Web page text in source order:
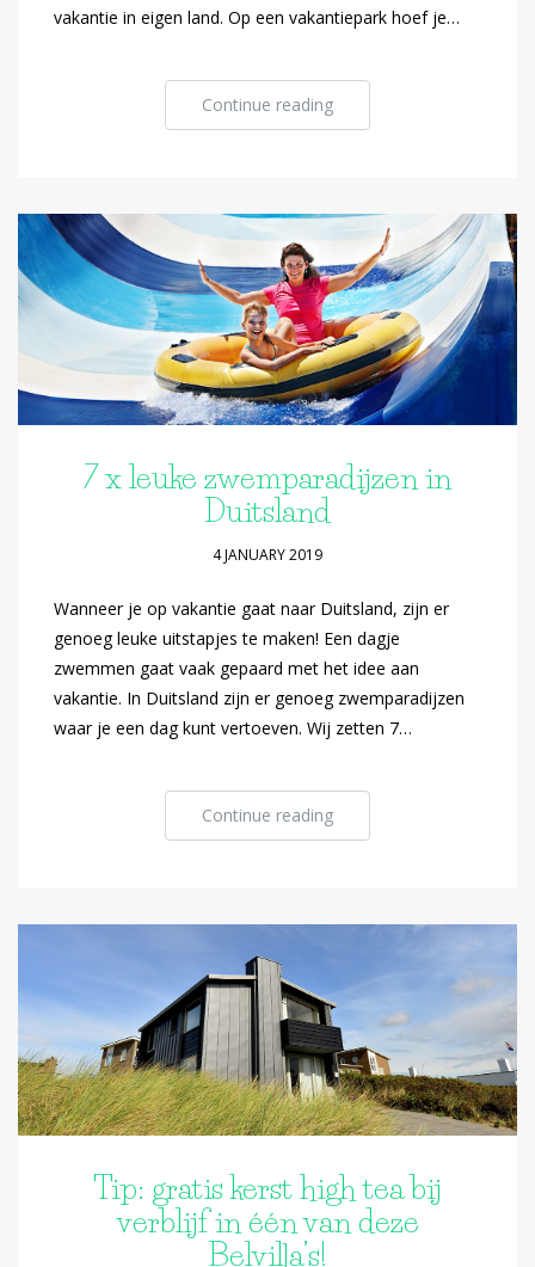
vakantie in eigen land. Op een vakantiepark hoef je…
Continue reading
7 x leuke zwemparadijzen in
Duitsland
4 JANUARY 2019
Wanneer je op vakantie gaat naar Duitsland, zijn er
genoeg leuke uitstapjes te maken! Een dagje
zwemmen gaat vaak gepaard met het idee aan
vakantie. In Duitsland zijn er genoeg zwemparadijzen
waar je een dag kunt vertoeven. Wij zetten 7…
Continue reading
Tip: gratis kerst high tea bij
verblijf in één van deze
Belvilla’s!